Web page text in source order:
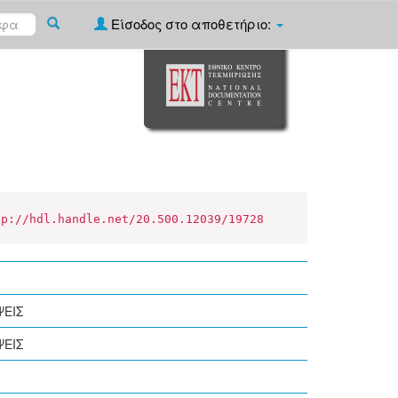
Είσοδος στο αποθετήριο:
hdl.handle.net/20.500.12039/19728